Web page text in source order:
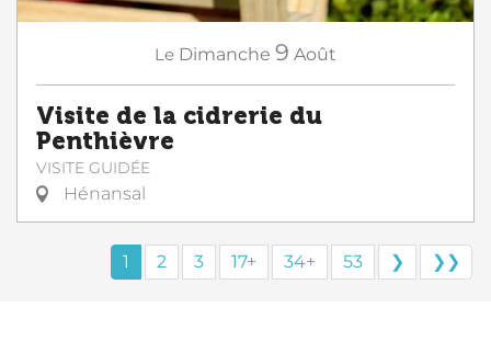
Le Dimanche 9 Août
Visite de la cidrerie du
Penthièvre
VISITE GUIDÉE
Hénansal
1 2 3 17+ 34+ 53 ❯ ❯❯